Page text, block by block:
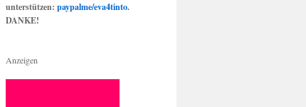
unterstützen: paypalme/eva4tinto.
DANKE!
Anzeigen